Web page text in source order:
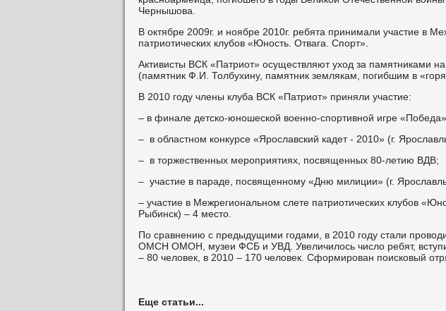
Чернышова.
В октябре 2009г. и ноябре 2010г. ребята принимали участие в
патриотических клубов «Юность. Отвага. Спорт».
Активисты ВСК «Патриот» осуществляют уход за памятниками
(памятник Ф.И. Толбухину, памятник землякам, погибшим в
В 2010 году члены клуба ВСК «Патриот» приняли участие:
– в финале детско-юношеской военно-спортивной игре
– в областном конкурсе «Ярославский кадет - 2010» (г.
– в торжественных мероприятиях, посвященных 80-летию ВДВ;
– участие в параде, посвященному «Дню милиции» (г.
– участие в Межрегиональном слете патриотических клубов
Рыбинск) – 4 место.
По сравнению с предыдущими годами, в 2010 году стали
ОМСН ОМОН, музеи ФСБ и УВД. Увеличилось число ребят,
– 80 человек, в 2010 – 170 человек. Сформирован поисковый
Еще статьи...